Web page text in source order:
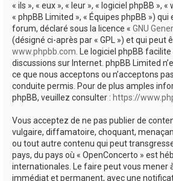
« ils », « eux », « leur », « logiciel phpBB »,
« phpBB Limited », « Équipes phpBB »)
forum, déclaré sous la licence « GNU
(désigné ci-après par « GPL ») et qui peut
www.phpbb.com. Le logiciel phpBB
discussions sur Internet. phpBB Limited
ce que nous acceptons ou n’acceptons
conduite permis. Pour de plus amples
phpBB, veuillez consulter : https://
Vous acceptez de ne pas publier de
vulgaire, diffamatoire, choquant,
ou tout autre contenu qui peut
pays, du pays où « OpenConcerto » est
internationales. Le faire peut vous mener
immédiat et permanent, avec une